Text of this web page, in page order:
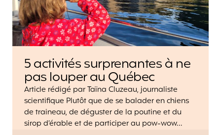
5 activités surprenantes à ne
pas louper au Québec
Article rédigé par Taïna Cluzeau, journaliste
scientifique Plutôt que de se balader en chiens
de traineau, de déguster de la poutine et du
sirop d’érable et de participer au pow-wow…